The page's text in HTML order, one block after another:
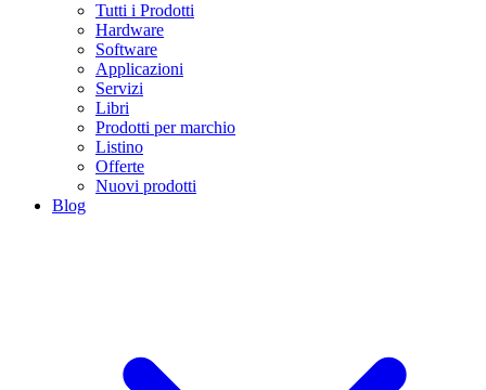
Tutti i Prodotti
Hardware
Software
Applicazioni
Servizi
Libri
Prodotti per marchio
Listino
Offerte
Nuovi prodotti
Blog